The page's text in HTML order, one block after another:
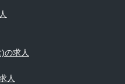
の求人
人